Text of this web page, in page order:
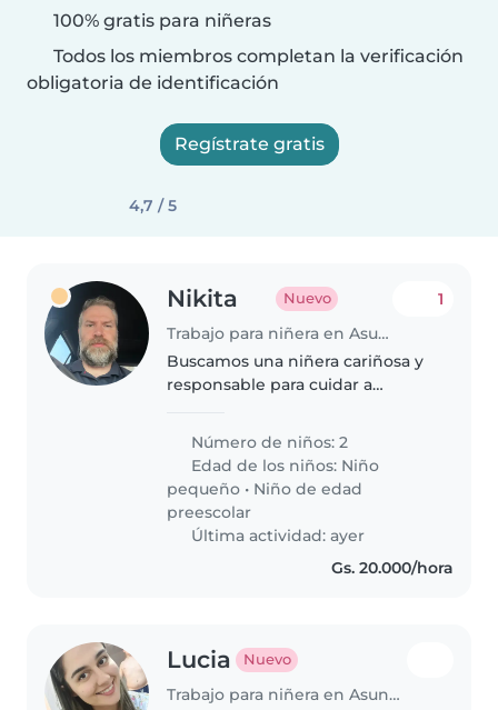
100% gratis para niñeras
Todos los miembros completan la verificación
obligatoria de identificación
Regístrate gratis
4,7 / 5
Nikita Nuevo
Trabajo para niñera en Asunción
1
Buscamos una niñera cariñosa y
responsable para cuidar a
de 3 años y un niño de 5 años.
Necesitamos alguien que se
sienta cómodo con mascotas y
pueda..
Número de niños: 2
Edad de los niños: Niño
pequeño • Niño de edad
preescolar
Última actividad: ayer
Gs. 20.000/hora
Lucia Nuevo
Trabajo para niñera en Asunción